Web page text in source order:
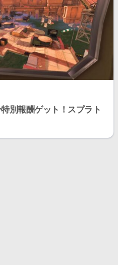
別報酬ゲット！スプラト